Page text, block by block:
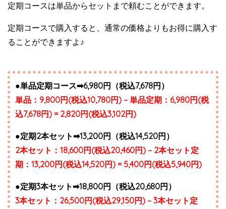
定期コースは単品からセットまで頼むことができます。
定期コースで購入すると、通常の価格よりもお得に購入す
ることができますよ♪
●単品定期コース➡︎6,980円（税込7,678円）
単品：9,800円(税込10,780円) – 単品定期：6,980円(税
込7,678円) = 2,820円(税込3,102円)
●定期2本セット➡︎13,200円（税込14,520円）
2本セット：18,600円(税込20,460円) – 2本セット定
期：13,200円(税込14,520円) = 5,400円(税込5,940円)
●定期3本セット➡︎18,800円（税込20,680円）
3本セット：26,500円(税込29,150円) – 3本セット定